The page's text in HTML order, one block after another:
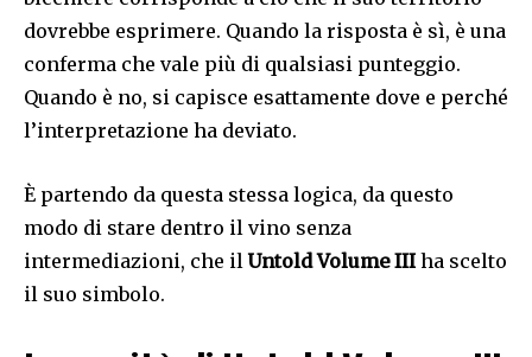
dovrebbe esprimere. Quando la risposta è sì, è una
conferma che vale più di qualsiasi punteggio.
Quando è no, si capisce esattamente dove e perché
l’interpretazione ha deviato.
È partendo da questa stessa logica, da questo
modo di stare dentro il vino senza
intermediazioni, che ilUntold Volume III ha scelto
il suo simbolo.